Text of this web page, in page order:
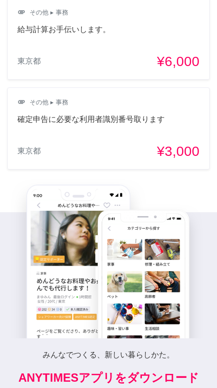
attachment その他 ▸ 事務
給与計算お手伝いします。
東京都 ¥6,000
attachment その他 ▸ 事務
確定申告に必要な利用者識別番号取ります
東京都 ¥3,000
みんなでつくる、新しい暮らしかた。
ANYTIMESアプリをダウンロード